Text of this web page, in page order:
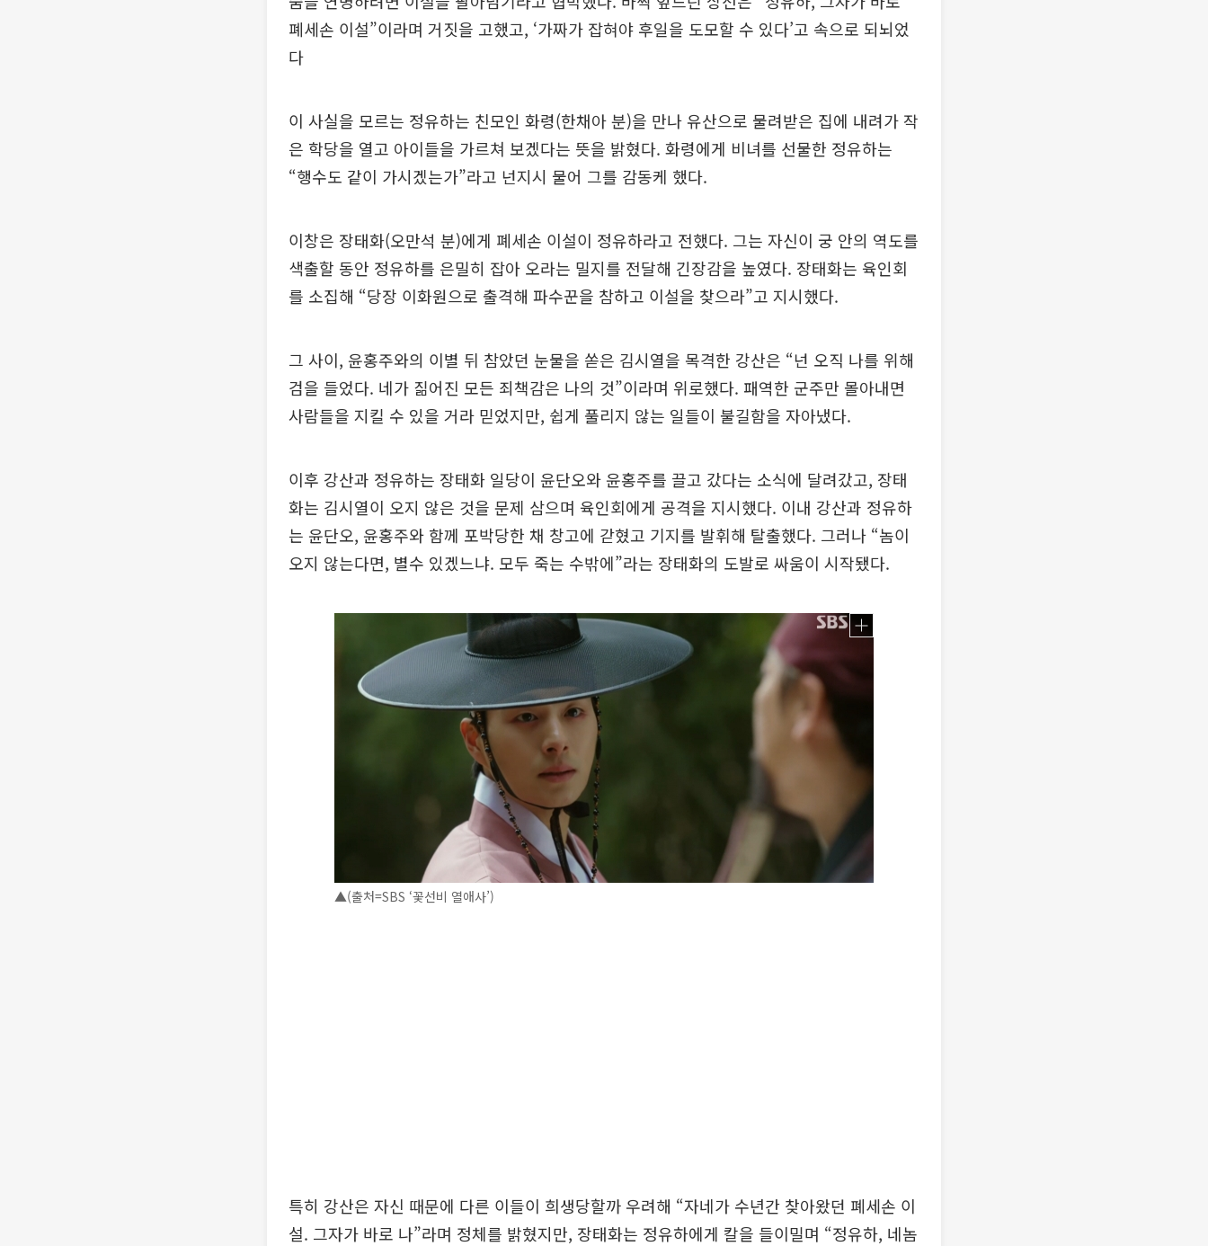
폐세손 이설”이라며 거짓을 고했고, ‘가짜가 잡혀야 후일을 도모할 수 있다’고 속으로 되뇌었
다
이 사실을 모르는 정유하는 친모인 화령(한채아 분)을 만나 유산으로 물려받은 집에 내려가 작
은 학당을 열고 아이들을 가르쳐 보겠다는 뜻을 밝혔다. 화령에게 비녀를 선물한 정유하는
“행수도 같이 가시겠는가”라고 넌지시 물어 그를 감동케 했다.
이창은 장태화(오만석 분)에게 폐세손 이설이 정유하라고 전했다. 그는 자신이 궁 안의 역도를
색출할 동안 정유하를 은밀히 잡아 오라는 밀지를 전달해 긴장감을 높였다. 장태화는 육인회
를 소집해 “당장 이화원으로 출격해 파수꾼을 참하고 이설을 찾으라”고 지시했다.
그 사이, 윤홍주와의 이별 뒤 참았던 눈물을 쏟은 김시열을 목격한 강산은 “넌 오직 나를 위해
검을 들었다. 네가 짊어진 모든 죄책감은 나의 것”이라며 위로했다. 패역한 군주만 몰아내면
사람들을 지킬 수 있을 거라 믿었지만, 쉽게 풀리지 않는 일들이 불길함을 자아냈다.
이후 강산과 정유하는 장태화 일당이 윤단오와 윤홍주를 끌고 갔다는 소식에 달려갔고, 장태
화는 김시열이 오지 않은 것을 문제 삼으며 육인회에게 공격을 지시했다. 이내 강산과 정유하
는 윤단오, 윤홍주와 함께 포박당한 채 창고에 갇혔고 기지를 발휘해 탈출했다. 그러나 “놈이
오지 않는다면, 별수 있겠느냐. 모두 죽는 수밖에”라는 장태화의 도발로 싸움이 시작됐다.
▲(출처=SBS ‘꽃선비 열애사’)
특히 강산은 자신 때문에 다른 이들이 희생당할까 우려해 “자네가 수년간 찾아왔던 폐세손 이
설. 그자가 바로 나”라며 정체를 밝혔지만, 장태화는 정유하에게 칼을 들이밀며 “정유하, 네놈